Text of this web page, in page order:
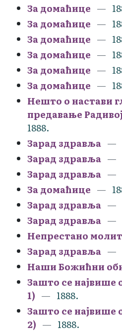
За домаћице
За домаћице
За домаћице
За домаћице
За домаћице
За домаћице
Нешто о настави
предавање
1888.
Зарад здравља
Зарад здравља
Зарад здравља
За домаћице
Зарад здравља
Зарад здравља
Непрестано
Зарад здравља
Наши Божићни
Зашто се
1)
1888.
Зашто се
2)
1888.